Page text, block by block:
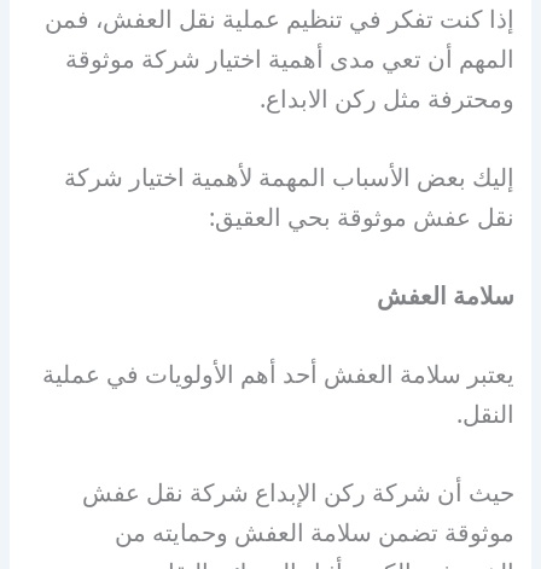
إذا كنت تفكر في تنظيم عملية نقل العفش، فمن
المهم أن تعي مدى أهمية اختيار شركة موثوقة
ومحترفة مثل ركن الابداع.
إليك بعض الأسباب المهمة لأهمية اختيار شركة
نقل عفش موثوقة بحي العقيق:
سلامة العفش
يعتبر سلامة العفش أحد أهم الأولويات في عملية
النقل.
حيث أن شركة ركن الإبداع شركة نقل عفش
موثوقة تضمن سلامة العفش وحمايته من